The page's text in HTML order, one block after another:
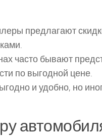
предлагают
часто бывают
по выгодной цене.
и удобно, но